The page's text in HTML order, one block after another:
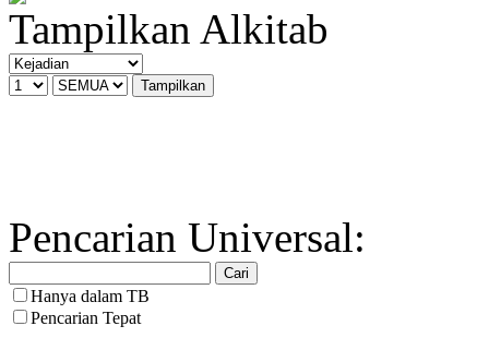
Tampilkan Alkitab
Pencarian Universal:
Hanya dalam TB
Pencarian Tepat